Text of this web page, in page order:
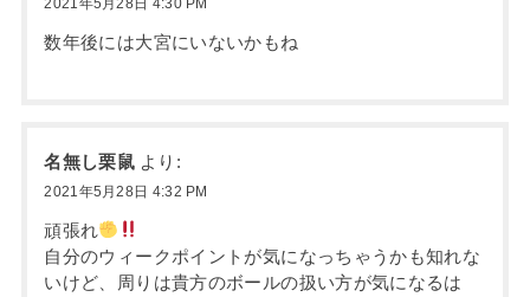
2021年5月28日 4:30 PM
数年後には大宮にいないかもね
名無し栗鼠 より:
2021年5月28日 4:32 PM
頑張れ
自分のウィークポイントが気になっちゃうかも知れな
いけど、周りは貴方のボールの扱い方が気になるは